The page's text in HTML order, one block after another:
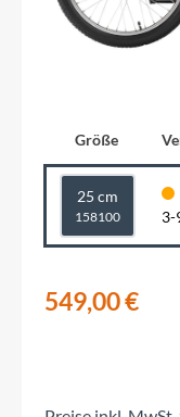
Größe
25 cm
158100
3-
549,00 €